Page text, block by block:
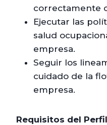
correctamente
Ejecutar las
salud
empresa.
Seguir los
cuidado de la
empresa.
Requisitos del